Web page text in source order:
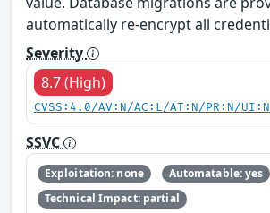
automatically re-encrypt all
Severity
8.7 (High)
CVSS:4.0/AV:N/AC:L/AT:N/PR:N/
SSVC
Exploitation: none
Automatable: yes
Technical Impact: partial